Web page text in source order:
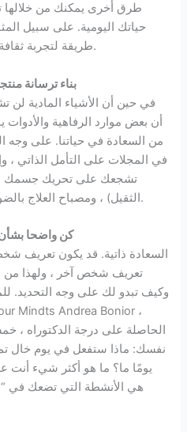
طرق أخرى يمكنك من خلالها
حياتك اليومية. على سبيل
طريقة لتجربة ثقافة جديدة – و هذا لا يتطلب السفر.
5. بناء ترسانة
في حين أن الأشياء المادية لن
أن بعض موارد الرفاهية
من السعادة في حياتنا. على
في المجلات على التأمل الذاتي ،
تشجعك على تحريك جسمك
الثقيل) ، ومصباح العلاج بالضوء لتعزيز الصحة العقلية اليومية.
6. كن واضحا
السعادة ذاتية. قد يكون تعريف
تعريف شخص آخر ، ولهذا من
وكيف تبدو لك على وجه التحديد.
الحاصلة على درجة الدكتوراه ،
نفسك: ماذا ستفعل في يوم خال
يومًا ما؟ ما هو أكثر شيء أنت
هي الأنشطة التي تضعك في